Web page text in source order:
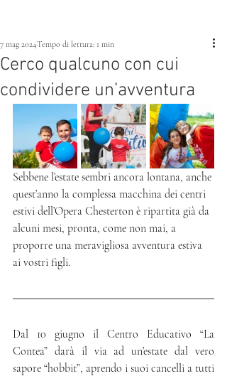
Cerco qualcuno con cui
condividere un’avventura
7 mag 2024Tempo di lettura: 1 min
Sebbene l’estate sembri ancora lontana, anche
quest’anno la complessa macchina dei centri
estivi dell’Opera Chesterton è ripartita già da
alcuni mesi, pronta, come non mai, a
proporre una meravigliosa avventura estiva
ai vostri figli.
Dal 10 giugno il Centro Educativo “La
Contea” darà il via ad un’estate dal vero
sapore “hobbit”, aprendo i suoi cancelli a tutti